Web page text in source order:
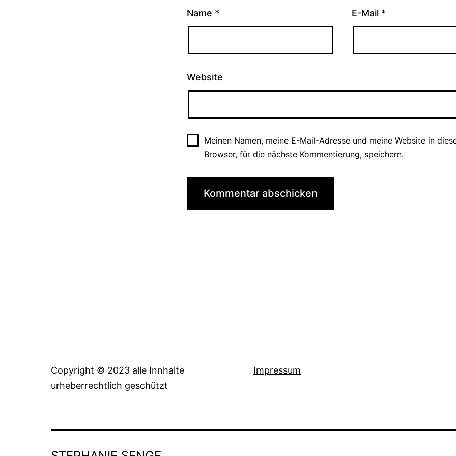
Name * E-Mail *
Website
Meinen Namen, meine E-Mail-Adresse und meine Website in
Browser, für die nächste Kommentierung, speichern.
Copyright © 2023 alle Innhalte
urheberrechtlich geschützt
Impressum